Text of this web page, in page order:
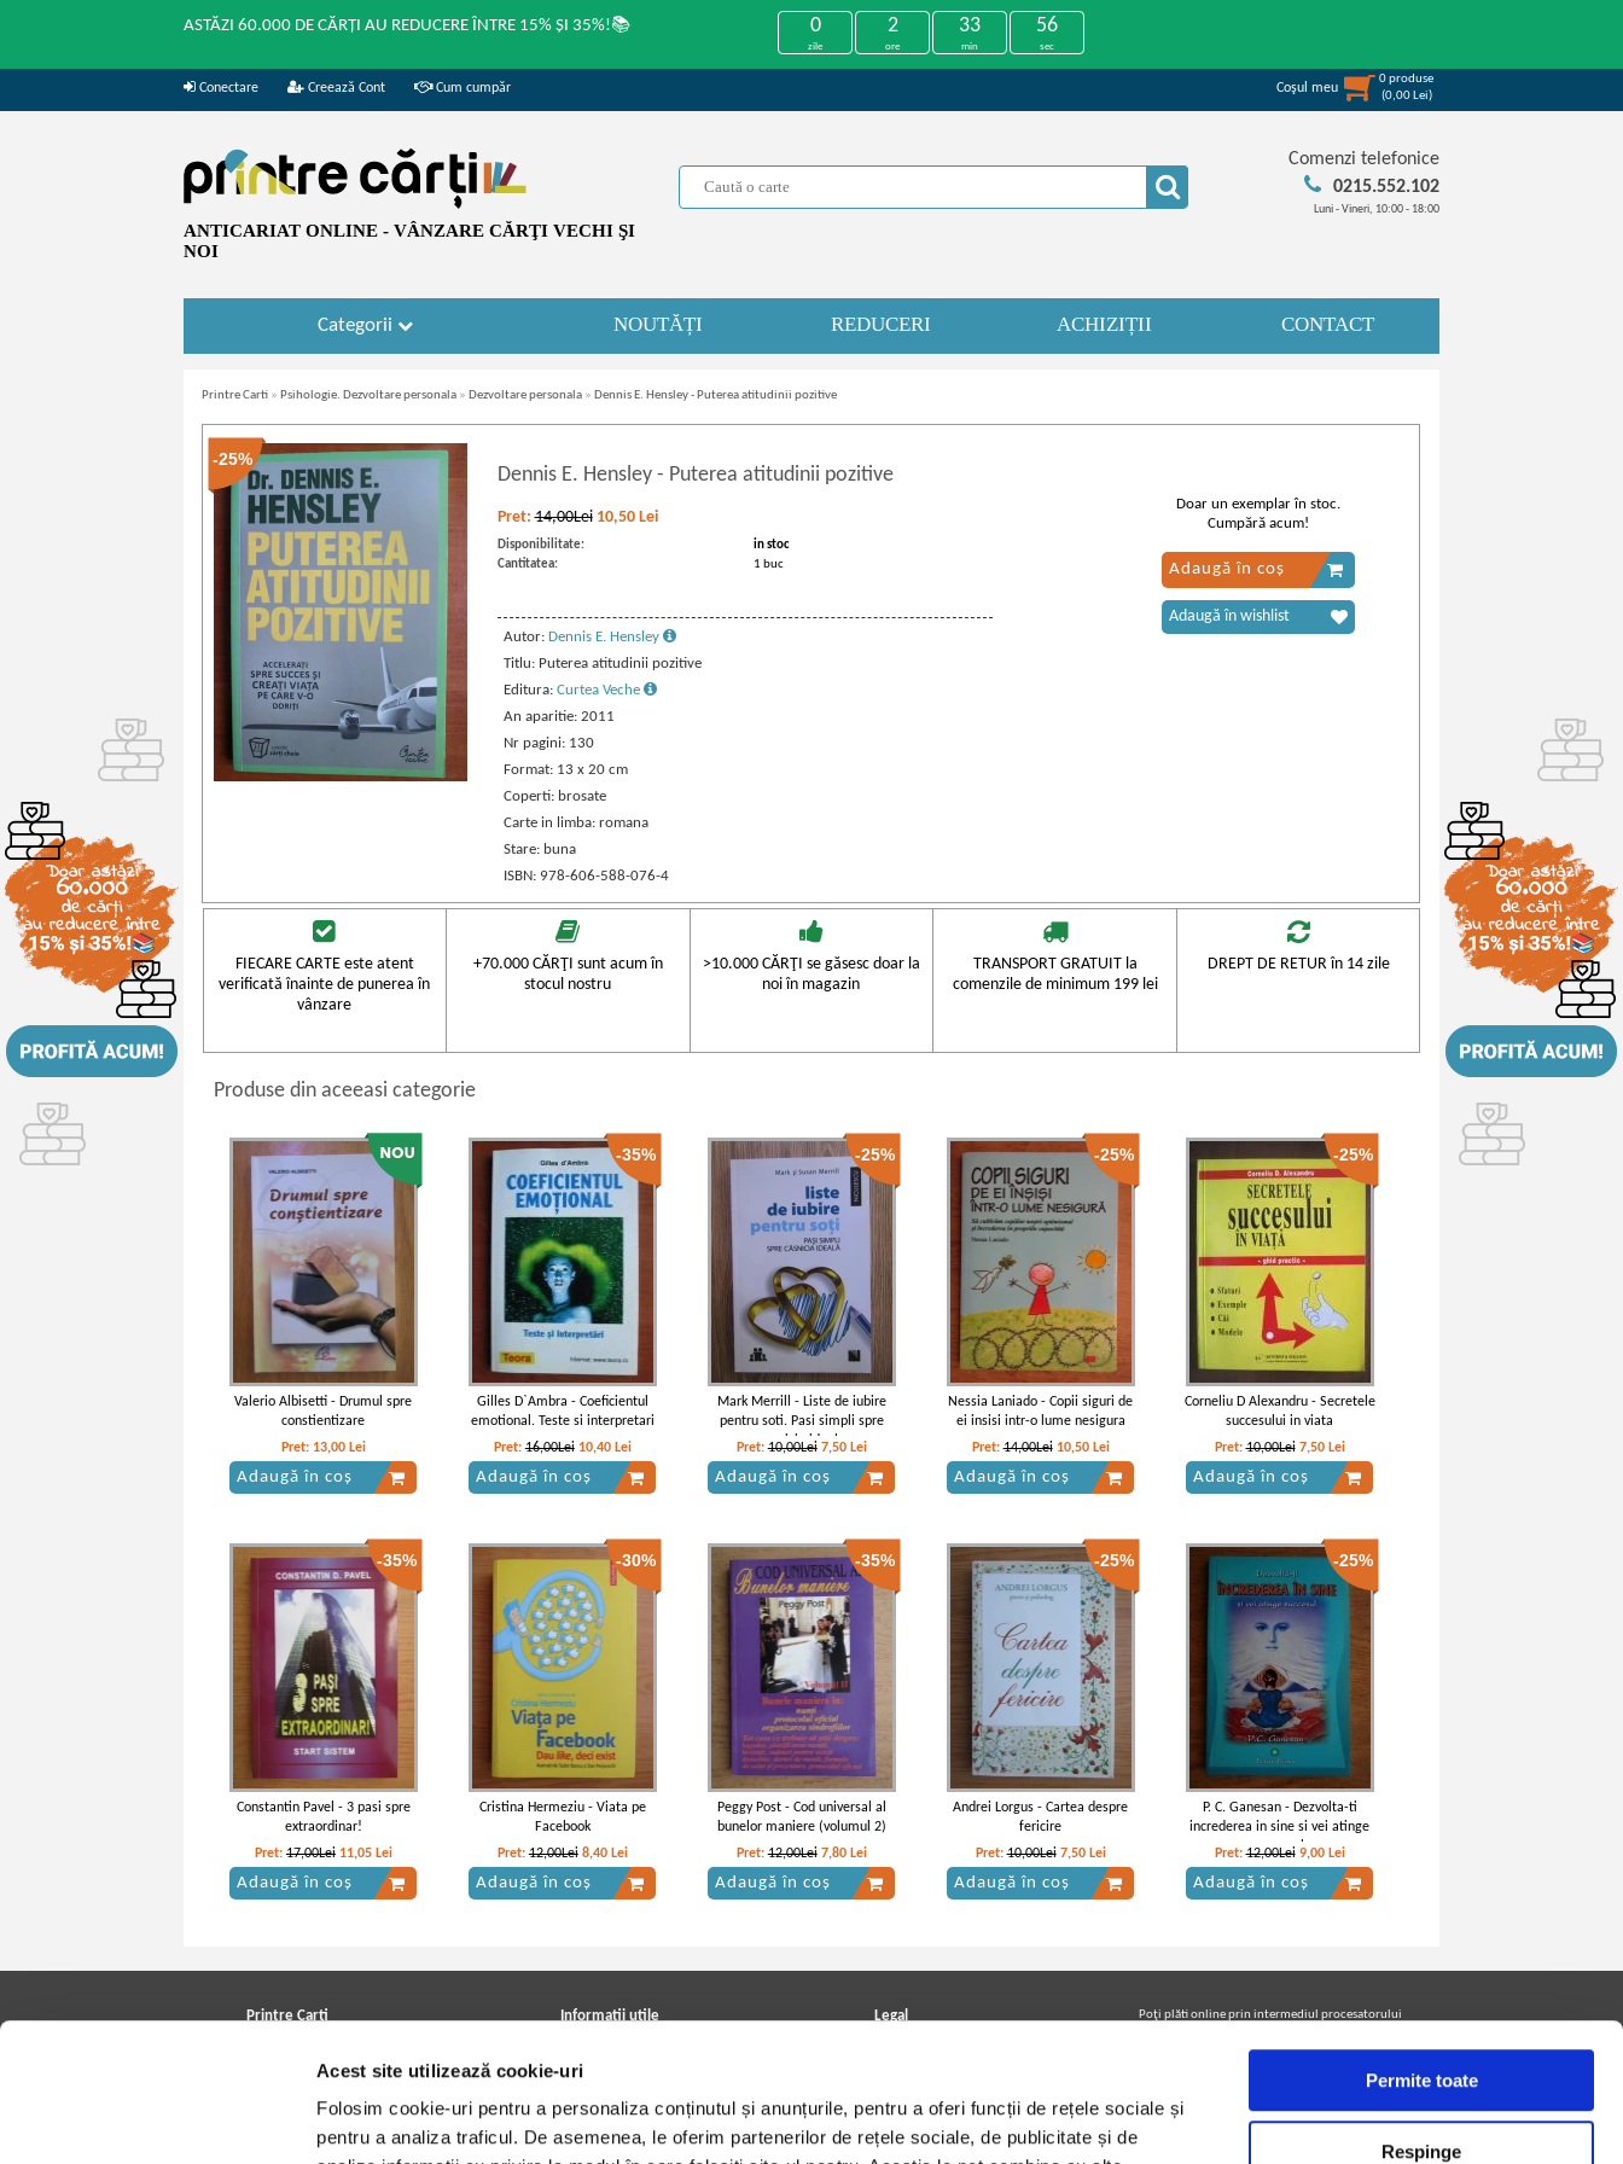
Acest site utilizează cookie-uri
Folosim cookie-uri pentru a personaliza conținutul și anunțurile, pentru a oferi funcții de rețele sociale și
pentru a analiza traficul. De asemenea, le oferim partenerilor de rețele sociale, de publicitate și de
Permite toate
Respinge
ASTĂZI 60.000 DE CĂRȚI AU REDUCERE ÎNTRE 15% ȘI 35%!📚 0
zile
2
ore
33
min
56
sec
Conectare Creează Cont Cum cumpăr Coşul meu
0produse
(0,00 Lei)
ANTICARIAT ONLINE - VÂNZARE CĂRŢI VECHI ŞI
NOI
Comenzi telefonice
0215.552.102
Luni - Vineri, 10:00 - 18:00
Categorii NOUTĂȚI REDUCERI ACHIZIȚII CONTACT
Printre Carti » Psihologie. Dezvoltare personala » Dezvoltare personala » Dennis E. Hensley - Puterea atitudinii pozitive
-25%
Dennis E. Hensley - Puterea atitudinii pozitive
Pret:14,00Lei 10,50 Lei
Disponibilitate:
in stoc
Cantitatea:
1 buc
Autor: Dennis E. Hensley
Titlu: Puterea atitudinii pozitive
Editura: Curtea Veche
An aparitie: 2011
Nr pagini: 130
Format: 13 x 20 cm
Coperti: brosate
Carte in limba: romana
Stare: buna
ISBN: 978-606-588-076-4
Doar un exemplar în stoc.
Cumpără acum!
Adaugă în coș
Adaugă în wishlist
FIECARE CARTE este atent
verificată înainte de punerea în
vânzare
+70.000 CĂRŢI sunt acum în
stocul nostru
>10.000 CĂRŢI se găsesc doar la
noi în magazin
TRANSPORT GRATUIT la
comenzile de minimum 199 lei
DREPT DE RETUR în 14 zile
Produse din aceeasi categorie
Valerio Albisetti - Drumul spre
constientizare
Pret: 13,00 Lei
Adaugă în coș
-35%
Gilles D`Ambra - Coeficientul
emotional. Teste si interpretari
Pret:16,00Lei 10,40 Lei
Adaugă în coș
-25%
Mark Merrill - Liste de iubire
pentru soti. Pasi simpli spre
casnicia ideala
Pret:10,00Lei 7,50 Lei
Adaugă în coș
-25%
Nessia Laniado - Copii siguri de
ei insisi intr-o lume nesigura
Pret:14,00Lei 10,50 Lei
Adaugă în coș
-25%
Corneliu D Alexandru - Secretele
succesului in viata
Pret:10,00Lei 7,50 Lei
Adaugă în coș
-35%
Constantin Pavel - 3 pasi spre
extraordinar!
Pret: 17,00Lei 11,05 Lei
Adaugă în coș
-30%
Cristina Hermeziu - Viata pe
Facebook
Pret:12,00Lei 8,40 Lei
Adaugă în coș
-35%
Peggy Post - Cod universal al
bunelor maniere (volumul 2)
Pret:12,00Lei 7,80 Lei
Adaugă în coș
-25%
Andrei Lorgus - Cartea despre
fericire
Pret:10,00Lei 7,50 Lei
Adaugă în coș
-25%
P. C. Ganesan - Dezvolta-ti
increderea in sine si vei atinge
succesul
Pret:12,00Lei 9,00 Lei
Adaugă în coș
Printre Carti
Cele mai căutate cărți
Informatii utile
Achizitii viniluri, casete, CD/DVD
Cum cumpar?
Politica de livrare
Retur comenzi
Legal
Termeni si conditii
Utilizare cookie-uri
Poţi plăti online prin intermediul procesatorului
Urmăreşte-ne pe facebook pentru a fi la curent cu